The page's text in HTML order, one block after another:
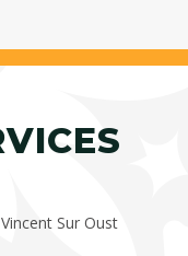
Sur Oust